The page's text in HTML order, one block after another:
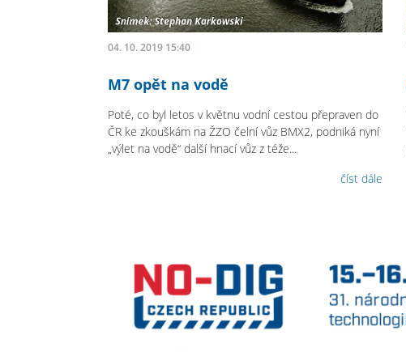
04. 10. 2019 15:40
M7 opět na vodě
Poté, co byl letos v květnu vodní cestou přepraven do
ČR ke zkouškám na ŽZO čelní vůz BMX2, podniká nyní
„výlet na vodě“ další hnací vůz z téže...
číst dále